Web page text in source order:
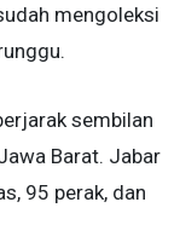
mengoleksi
sembilan
Barat. Jabar
95 perak, dan